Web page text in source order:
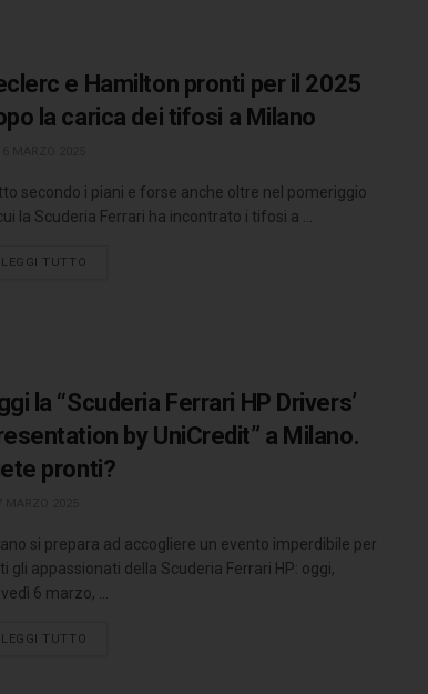
e Hamilton pronti per il 2025
la carica dei tifosi a Milano
secondo i piani e forse anche oltre nel pomeriggio
la Scuderia Ferrari ha incontrato i tifosi a ...
LEGGI TUTTO
la “Scuderia Ferrari HP Drivers’
by UniCredit” a Milano.
pronti?
si prepara ad accogliere un evento imperdibile per
gli appassionati della Scuderia Ferrari HP: oggi,
6 marzo, ...
LEGGI TUTTO